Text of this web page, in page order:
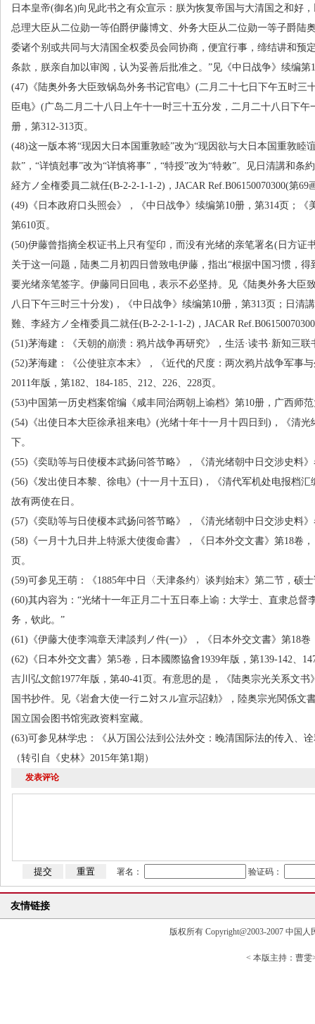
日本皇帝(御名)向见此书之有众宣示：朕为恢复帝国与大清国之和好
总理大臣从二位勋一等伯爵伊藤博文、外务大臣从二位勋一等子爵陆
委诸个别或共同与大清国全权委员会同协商，便宜行事，缔结讲和预
条款，朕亲自加以审阅，认为妥善后批准之。”见《中日战争》续编第
(47) 《陆奥外务大臣致锅岛外务书记官电》 (二月二十七日下午五时三
臣电》 (广岛二月二十八日上午十一时三十五分发，二月二十八日下午
册，第312-313页。
(48)这一版本将“现因大日本国重敦睦”改为“现因欲与大日本国重敦睦
款”，“详慎尅事”改为“详慎将事”，“特授”改为“特敕”。见日清講和
経方ノ全権委員二就任(B-2-2-1-1-2) ， JACAR Ref.B06150070300(第69
(49) 《日本政府口头照会》，《中日战争》续编第10册，第314页；《
第610页。
(50)伊藤曾指摘全权证书上只有玺印，而没有光绪的亲笔署名( 日方证
关于这一问题，陆奥二月初四日曾致电伊藤，指出“根据中国习惯，
要光绪亲笔签字。伊藤同日回电，表示不必坚持。见《陆奥外务大臣
八日下午三时三十分发) ，《中日战争》续编第10册，第313页；日清
難、李経方ノ全権委員二就任(B-2-2-1-1-2) ， JACAR
(51)茅海建：《天朝的崩溃：鸦片战争再研究》，生活·读书·新知三联
(52)茅海建：《公使驻京本末》，《近代的尺度：两次鸦片战争军事
2011年版，第182、 184-185、 212、 226、 228页。
(53)中国第一历史档案馆编《咸丰同治两朝上谕档》第10册，广西师
(54) 《出使日本大臣徐承祖来电》 (光绪十年十一月十四日到 ) ，《清
下。
(55) 《奕劻等与日使榎本武扬问答节略》，《清光绪朝中日交涉史料
(56) 《发出使日本黎、徐电》 (十一月十五日 ) ，《清代军机处电报档汇
故有两使在日。
(57) 《奕劻等与日使榎本武扬问答节略》，《清光绪朝中日交涉史料
(58) 《一月十九日井上特派大使復命書》，《日本外交文書》第18卷
页。
(59)可参见王萌：《1885年中日〈天津条约〉谈判始末》第二节，硕
(60)其内容为：“光绪十一年正月二十五日奉上谕：大学士、直隶总督
务，钦此。”
(61) 《伊藤大使李鴻章天津談判ノ件(一)》，《日本外交文書》第18巻
(62) 《日本外交文書》第5卷，日本國際協會1939年版，第139-142、
吉川弘文館1977年版，第40-41页。有意思的是，《陆奥宗光关系文
国书抄件。见《岩倉大使一行ニ対スル宣示詔勅》，陸奥宗光関係文
国立国会图书馆宪政资料室藏。
(63)可参见林学忠：《从万国公法到公法外交：晚清国际法的传入、
（转引自《史林》 2015年第1期）
发表评论
署名： 验证码：
友情链接
版权所有 Copyright@2003-2007 中国
< 本版主持：曹雯